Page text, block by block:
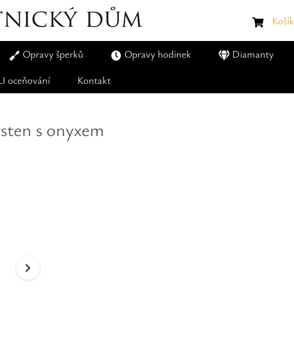
Opravy šperků Opravy hodinek Diamanty
oceňování
Kontakt
Košík
s onyxem